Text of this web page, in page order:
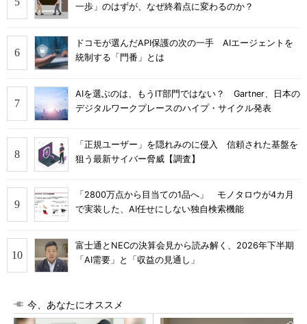
一歩」のはずが、なぜ終着点に変わるのか？
ドコモが選んだAPI保護の次の一手 AIエージェントを
統制する「門番」とは
AIを選ぶのは、もうIT部門ではない？ Gartner、日本の
デジタルワークプレースのハイプ・サイクル発表
「正規ユーザー」を隠れみのに侵入 信頼された基盤を
狙う最新サイバー脅威【調査】
「2800万点から目当ての1品へ」 モノタロウが4カ月
で実装した、AI任せにしない独自検索機能
富士通とNECの決算会見から読み解く、2026年下半期
「AI需要」と「収益の見通し」
今、あなたにオススメ